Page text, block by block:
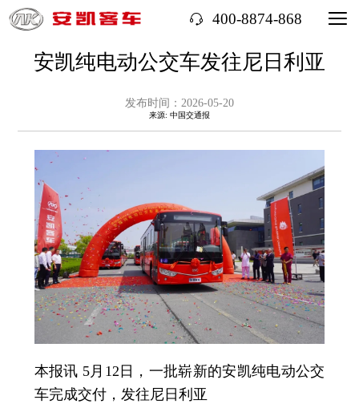
400-8874-868
安凯纯电动公交车发往尼日利亚
发布时间：2026-05-20
来源: 中国交通报
本报讯 5月12日，一批崭新的安凯纯电动公交
车完成交付，发往尼日利亚